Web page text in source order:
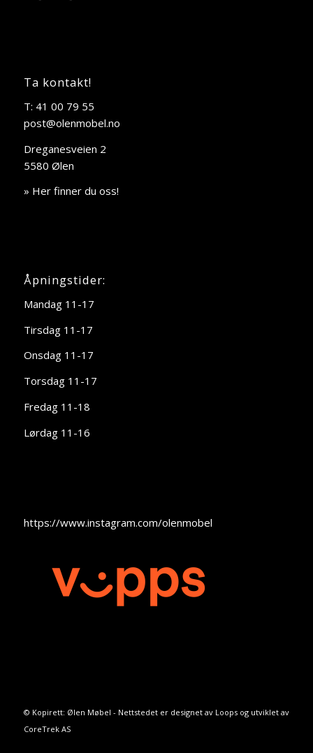
Ta kontakt!
T: 41 00 79 55
post@olenmobel.no
Dreganesveien 2
5580 Ølen
» Her finner du oss!
Åpningstider:
Mandag 11-17
Tirsdag 11-17
Onsdag 11-17
Torsdag 11-17
Fredag 11-18
Lørdag 11-16
https://www.instagram.com/olenmobel
© Kopirett: Ølen Møbel - Nettstedet er designet av Loopsog utviklet av
CoreTrek AS